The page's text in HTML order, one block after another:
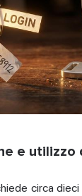
e utilizzo
circa